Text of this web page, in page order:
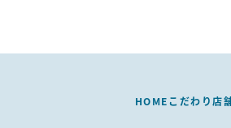
HOMEこだわり店